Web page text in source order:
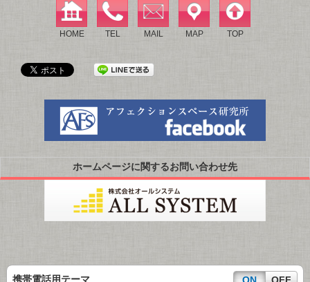
HOME TEL MAIL MAP TOP
ホームページに関するお問い合わせ先
携帯電話用テーマ